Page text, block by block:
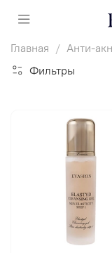
Главная Анти-
Фильтры